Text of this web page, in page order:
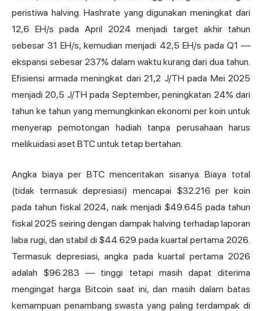
peristiwa halving. Hashrate yang digunakan meningkat dari
12,6 EH/s pada April 2024 menjadi target akhir tahun
sebesar 31 EH/s, kemudian menjadi 42,5 EH/s pada Q1 —
ekspansi sebesar 237% dalam waktu kurang dari dua tahun.
Efisiensi armada meningkat dari 21,2 J/TH pada Mei 2025
menjadi 20,5 J/TH pada September, peningkatan 24% dari
tahun ke tahun yang memungkinkan ekonomi per koin untuk
menyerap pemotongan hadiah tanpa perusahaan harus
melikuidasi aset BTC untuk tetap bertahan.
Angka biaya per BTC menceritakan sisanya. Biaya total
(tidak termasuk depresiasi) mencapai $32.216 per koin
pada tahun fiskal 2024, naik menjadi $49.645 pada tahun
fiskal 2025 seiring dengan dampak halving terhadap laporan
laba rugi, dan stabil di $44.629 pada kuartal pertama 2026.
Termasuk depresiasi, angka pada kuartal pertama 2026
adalah $96.283 — tinggi tetapi masih dapat diterima
mengingatharga Bitcoin saat ini, dan masih dalam batas
kemampuan penambang swasta yang paling terdampak di